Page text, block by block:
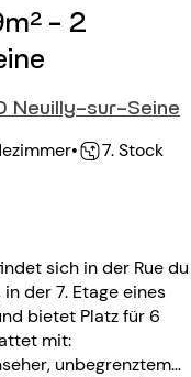
- 2
Neuilly-sur-Seine
•
7. Stock
sich in der Rue du
der 7. Etage eines
bietet Platz für 6
mit:
unbegrenztem